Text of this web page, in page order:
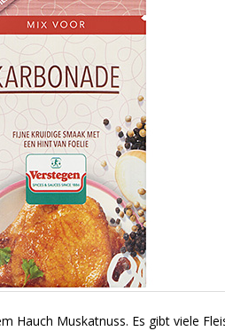
Hauch Muskatnuss. Es gibt viele